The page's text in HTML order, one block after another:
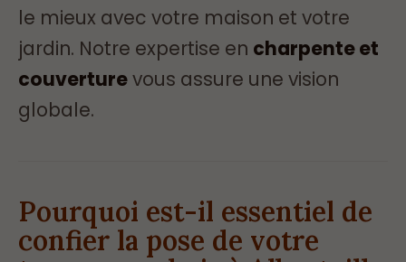
le mieux avec votre maison et votre
jardin. Notre expertise en charpente et
couverturevous assure une vision
globale.
Pourquoi est-il essentiel de
confier la pose de votre